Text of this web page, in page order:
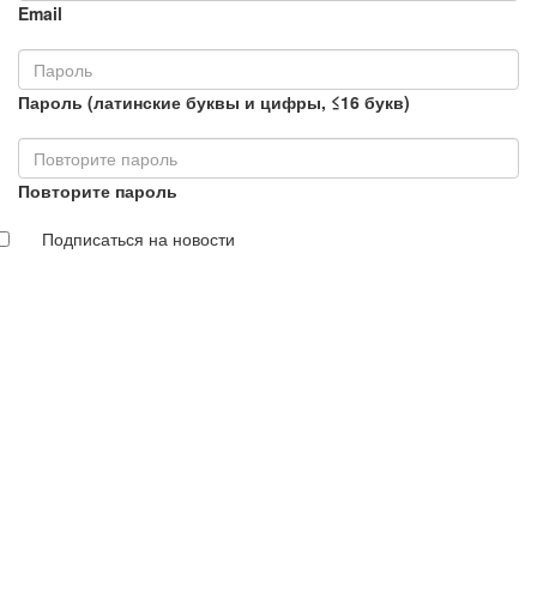
Email
Пароль (латинские буквы и цифры, ≤16 букв)
Повторите пароль
Подписаться на новости